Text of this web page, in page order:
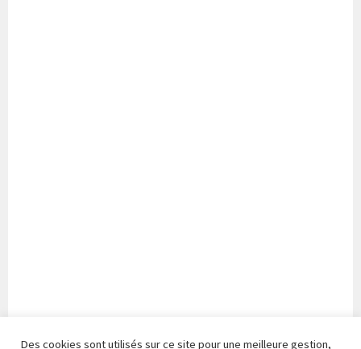
Des cookies sont utilisés sur ce site pour une meilleure gestion,